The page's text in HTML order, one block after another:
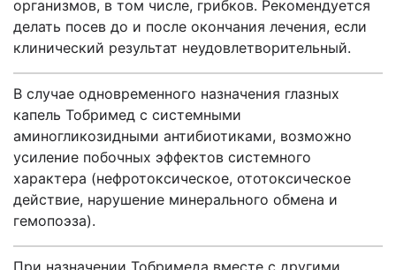
организмов, в том числе, грибков. Рекомендуется
делать посев до и после окончания лечения, если
клинический результат неудовлетворительный.
В случае одновременного назначения глазных
капель Тобримед с системными
аминогликозидными антибиотиками, возможно
усиление побочных эффектов системного
характера (нефротоксическое, ототоксическое
действие, нарушение минерального обмена и
гемопоэза).
При назначении Тобримеда вместе с другими